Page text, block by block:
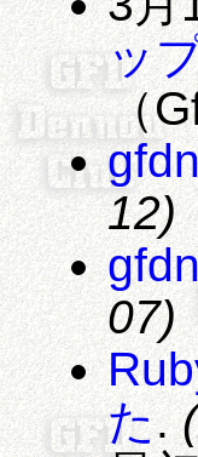
ッ
（
12)
07)
た.